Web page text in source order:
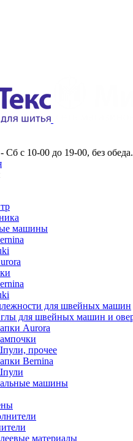
с 10-00 до 19-00, без
машины
для швейных машин
для швейных машин и
Aurora
прочее
Bernina
машины
материалы